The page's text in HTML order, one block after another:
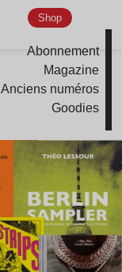
Shop
Abonnement
Magazine
Anciens numéros
Goodies